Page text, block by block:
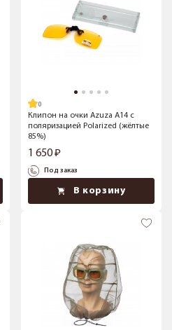
Клипон на очки Azuza А14 с
поляризацией Polarized (жёлтые
85%)
1 650
Под заказ
В корзину